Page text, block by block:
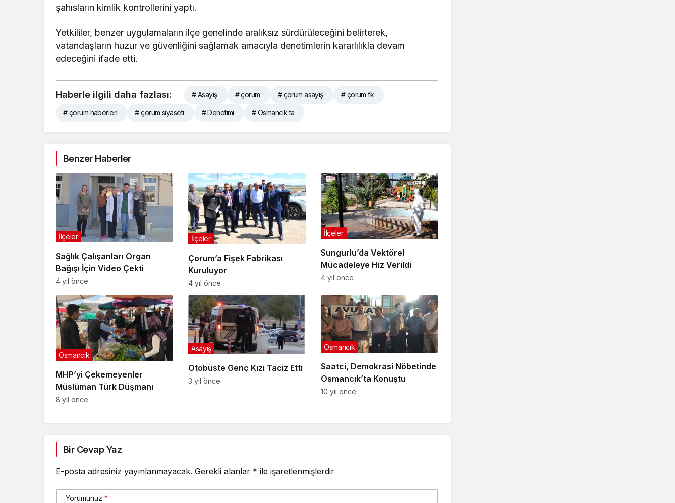
şahısların kimlik kontrollerini yaptı.
Yetkililer, benzer uygulamaların ilçe genelinde aralıksız sürdürüleceğini belirterek,
vatandaşların huzur ve güvenliğini sağlamak amacıyla denetimlerin kararlılıkla devam
edeceğini ifade etti.
Haberle ilgili daha fazlası: # Asayiş # çorum # çorum asayiş # çorum fk
# çorum haberleri # çorum siyaseti # Denetimi # Osmancık ta
Benzer Haberler
Sağlık Çalışanları Organ
Bağışı İçin Video Çekti
İlçeler
4 yıl önce
Çorum’a Fişek Fabrikası
Kuruluyor
İlçeler
4 yıl önce
Sungurlu’da Vektörel
Mücadeleye Hız Verildi
İlçeler
4 yıl önce
MHP’yi Çekemeyenler
Müslüman Türk Düşmanı
Osmancık
8 yıl önce
Otobüste Genç Kızı Taciz Etti
Asayiş
3 yıl önce
Saatci, Demokrasi Nöbetinde
Osmancık’ta Konuştu
Osmancık
10 yıl önce
Bir Cevap Yaz
E-posta adresiniz yayınlanmayacak. Gerekli alanlar * ile işaretlenmişlerdir
Yorumunuz *